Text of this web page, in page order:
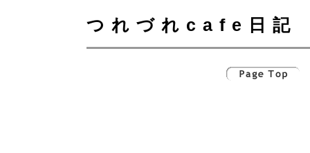
つれづれcafe日記